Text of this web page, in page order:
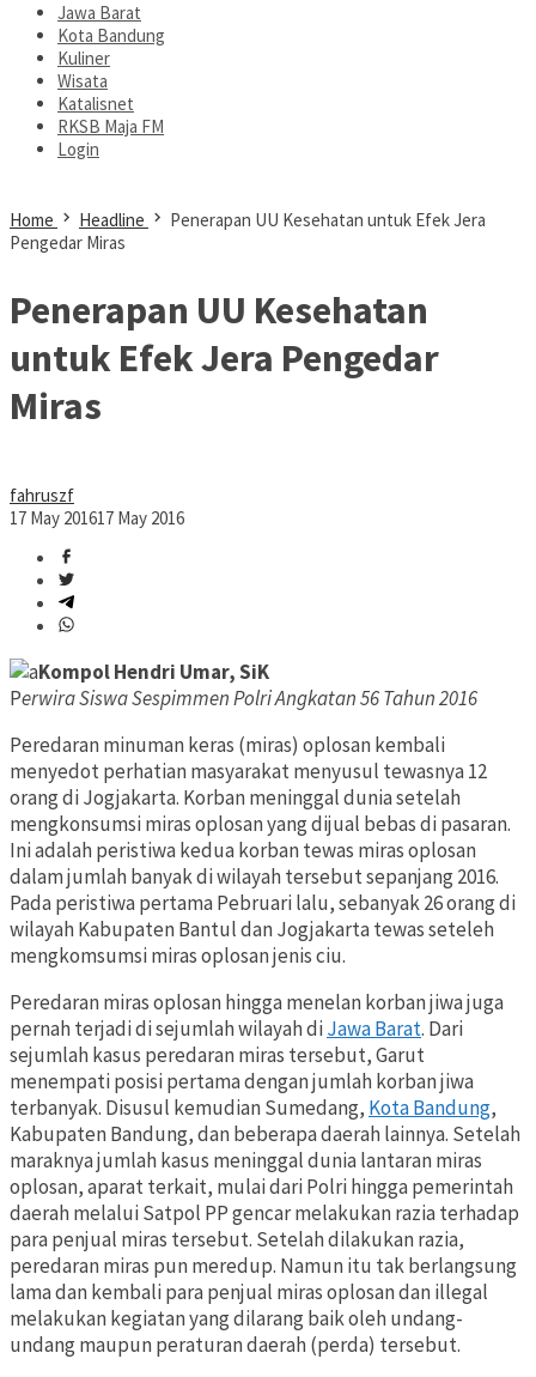
Jawa Barat
Kota Bandung
Kuliner
Wisata
Katalisnet
RKSB Maja FM
Login
Home Headline
Penerapan UU Kesehatan untuk Efek Jera
Pengedar Miras
Penerapan UU Kesehatan
untuk Efek Jera Pengedar
Miras
fahruszf
17 May 201617 May 2016
Kompol Hendri Umar, SiK
Perwira Siswa Sespimmen Polri Angkatan 56 Tahun 2016
Peredaran minuman keras (miras) oplosan kembali
menyedot perhatian masyarakat menyusul tewasnya 12
orang di Jogjakarta. Korban meninggal dunia setelah
mengkonsumsi miras oplosan yang dijual bebas di pasaran.
Ini adalah peristiwa kedua korban tewas miras oplosan
dalam jumlah banyak di wilayah tersebut sepanjang 2016.
Pada peristiwa pertama Pebruari lalu, sebanyak 26 orang di
wilayah Kabupaten Bantul dan Jogjakarta tewas seteleh
mengkomsumsi miras oplosan jenis ciu.
Peredaran miras oplosan hingga menelan korban jiwa juga
pernah terjadi di sejumlah wilayah diJawa Barat. Dari
sejumlah kasus peredaran miras tersebut, Garut
menempati posisi pertama dengan jumlah korban jiwa
terbanyak. Disusul kemudian Sumedang, Kota Bandung,
Kabupaten Bandung, dan beberapa daerah lainnya. Setelah
maraknya jumlah kasus meninggal dunia lantaran miras
oplosan, aparat terkait, mulai dari Polri hingga pemerintah
daerah melalui Satpol PP gencar melakukan razia terhadap
para penjual miras tersebut. Setelah dilakukan razia,
peredaran miras pun meredup. Namun itu tak berlangsung
lama dan kembali para penjual miras oplosan dan illegal
melakukan kegiatan yang dilarang baik oleh undang-
undang maupun peraturan daerah (perda) tersebut.